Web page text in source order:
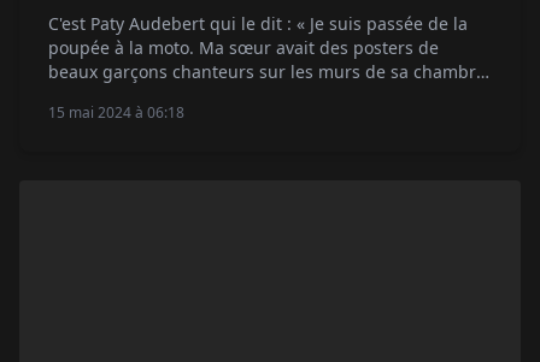
C'est Paty Audebert qui le dit : « Je suis passée de la
poupée à la moto. Ma sœur avait des posters de
beaux garçons chanteurs sur les murs de sa chambre
Kenny Roberts, Giacomo Agostini, Patrick Pons… »
15 mai 2024 à 06:18